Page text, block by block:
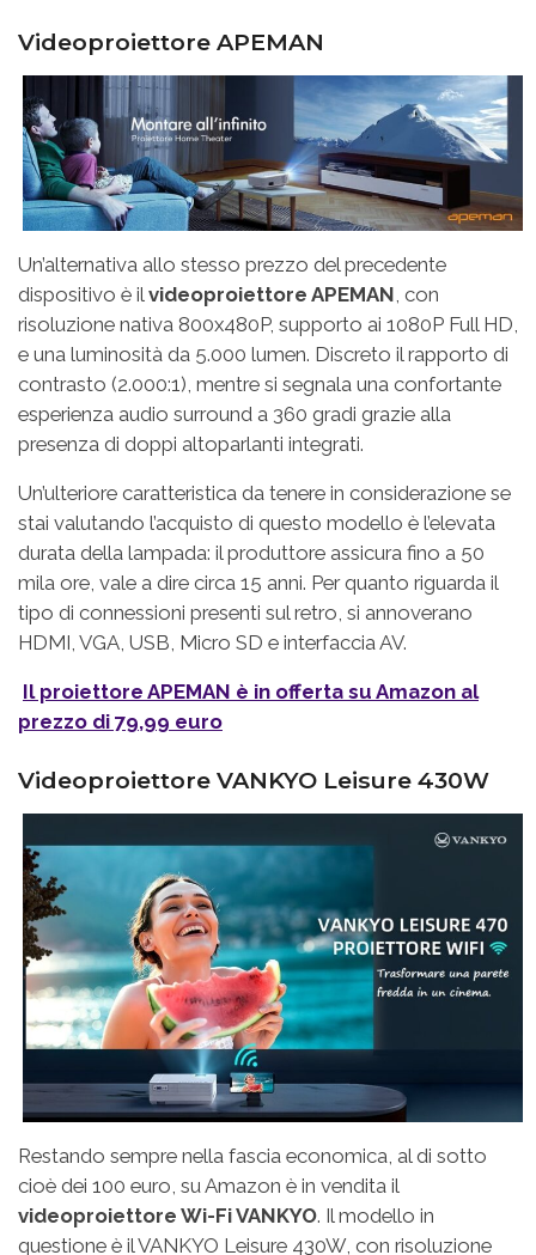
Videoproiettore APEMAN
Un’alternativa allo stesso prezzo del precedente
dispositivo è il videoproiettore APEMAN , con
risoluzione nativa 800x480P, supporto ai 1080P Full HD,
e una luminosità da 5.000 lumen. Discreto il rapporto di
contrasto (2.000:1), mentre si segnala una confortante
esperienza audio surround a 360 gradi grazie alla
presenza di doppi altoparlanti integrati.
Un’ulteriore caratteristica da tenere in considerazione se
stai valutando l’acquisto di questo modello è l’elevata
durata della lampada: il produttore assicura fino a 50
mila ore, vale a dire circa 15 anni. Per quanto riguarda il
tipo di connessioni presenti sul retro, si annoverano
HDMI, VGA, USB, Micro SD e interfaccia AV.
Il proiettore APEMAN è in offerta su Amazon al
prezzo di 79,99 euro
Videoproiettore VANKYO Leisure 430W
Restando sempre nella fascia economica, al di sotto
cioè dei 100 euro, su Amazon è in vendita il
videoproiettore Wi-Fi VANKYO. Il modello in
questione è il VANKYO Leisure 430W, con risoluzione